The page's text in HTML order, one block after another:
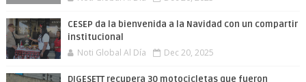
CESEP da la bienvenida a la Navidad con un compartir
institucional
Noti Global Al Día Dec 20, 2025
DIGESETT recupera 30 motocicletas que fueron